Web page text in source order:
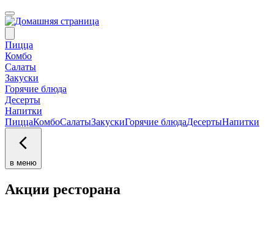
Пицца
Комбо
Салаты
Закуски
Горячие блюда
Десерты
Напитки
ПиццаКомбоСалатыЗакускиГорячие блюдаДесертыНапитки
в меню
Акции ресторана